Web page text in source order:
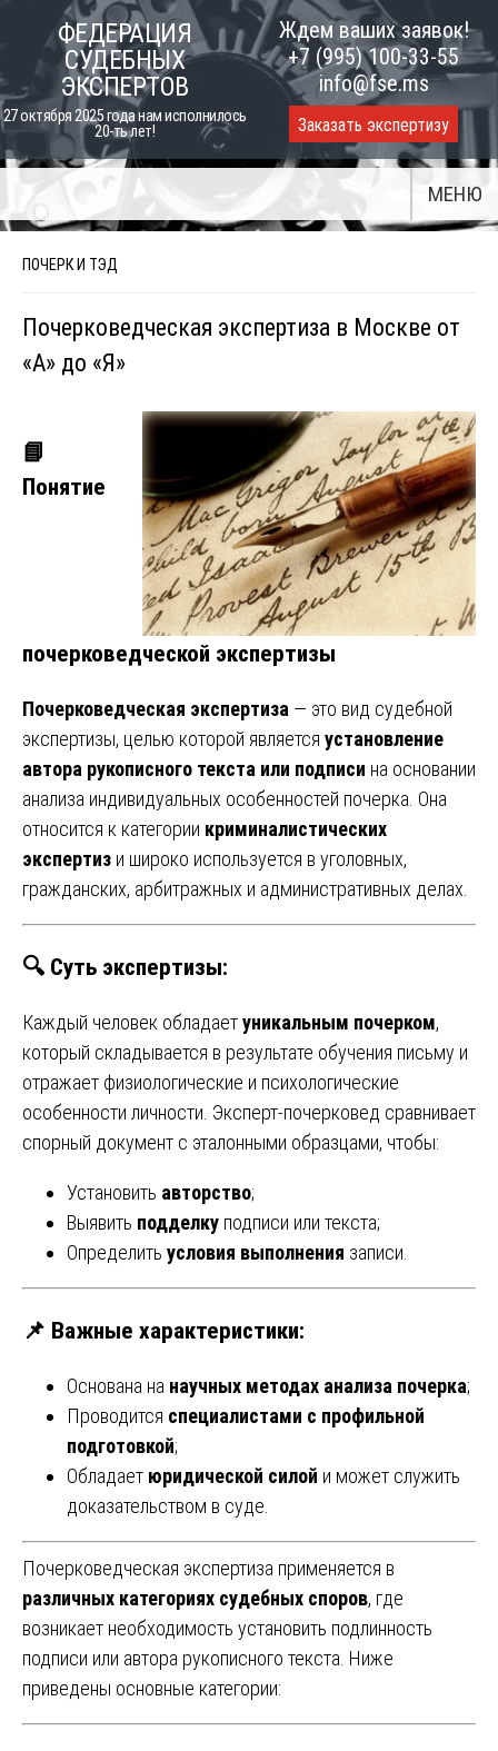
content
ФЕДЕРАЦИЯ
СУДЕБНЫХ
ЭКСПЕРТОВ
27 октября 2025 года нам исполнилось
20-ть лет!
Ждем ваших заявок!
+7 (995) 100-33-55
info@fse.ms
Заказать экспертизу
МЕНЮ
ПОЧЕРК И ТЭД
Почерковедческая экспертиза в Москве от
«А» до «Я»
📘
Понятие
почерковедческой экспертизы
Почерковедческая экспертиза — это вид судебной
экспертизы, целью которой является установление
автора рукописного текста или подписи на основании
анализа индивидуальных особенностей почерка. Она
относится к категории криминалистических
экспертиз и широко используется в уголовных,
гражданских, арбитражных и административных делах.
🔍 Суть экспертизы:
Каждый человек обладаетуникальным почерком,
который складывается в результате обучения письму и
отражает физиологические и психологические
особенности личности. Эксперт-почерковед сравнивает
спорный документ с эталонными образцами, чтобы:
Установить авторство;
Выявить подделку подписи или текста;
Определить условия выполнения записи.
📌 Важные характеристики:
Основана на научных методах анализа почерка;
Проводится специалистами с профильной
подготовкой;
Обладает юридической силой и может служить
доказательством в суде.
Почерковедческая экспертиза применяется в
различных категориях судебных споров, где
возникает необходимость установить подлинность
подписи или автора рукописного текста. Ниже
приведены основные категории: